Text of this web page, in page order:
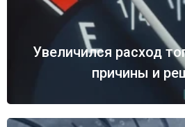
Увеличился расход
причины и